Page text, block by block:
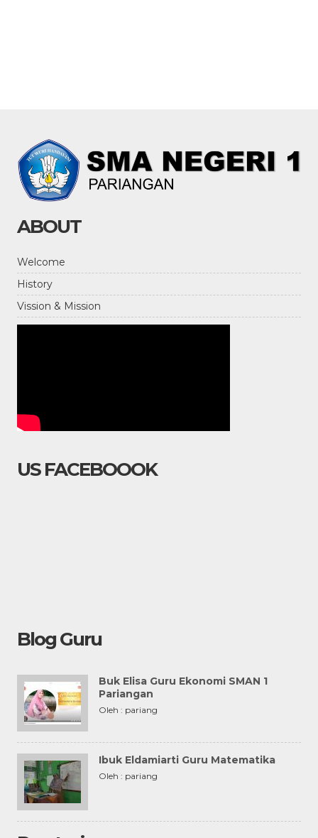
ABOUT
Welcome
History
Vission & Mission
US FACEBOOOK
Blog Guru
Buk Elisa Guru Ekonomi SMAN 1
Pariangan
Oleh : pariang
Ibuk Eldamiarti Guru Matematika
Oleh : pariang